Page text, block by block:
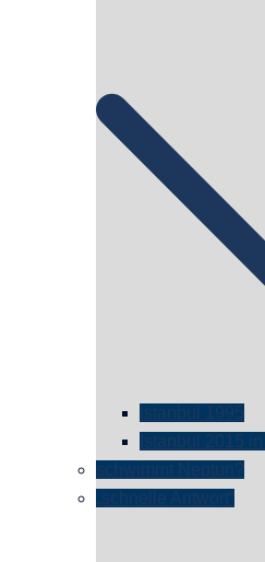
istanbul 1995
Istanbul 2015
schwimmt Neptun?
„schnelle Antwort“